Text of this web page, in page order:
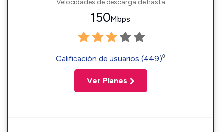
Velocidades de descarga de hasta
150Mbps
Calificación de usuarios (449)◊
Ver Planes